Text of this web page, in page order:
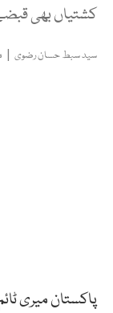
کشتیاں بھی
سید سبط حسان رضوی |
پاکستان میری